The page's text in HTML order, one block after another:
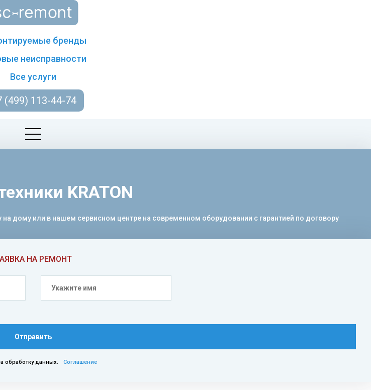
бренды
неисправности
Все услуги
(499) 113-44-74
НА РЕМОНТ
Отправить
обработку данных. Соглашение
KRATON
дому или в нашем сервисном центре на современном оборудовании с гарантией по договору